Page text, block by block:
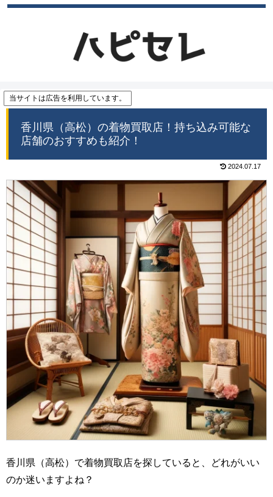
当サイトは広告を利用しています。
香川県（高松）の着物買取店！持ち込み可能な
店舗のおすすめも紹介！
2024.07.17
香川県（高松）で着物買取店を探していると、どれがいい
のか迷いますよね？